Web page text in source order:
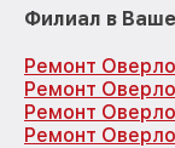
Филиал в
Ремонт
Ремонт
Ремонт
Ремонт